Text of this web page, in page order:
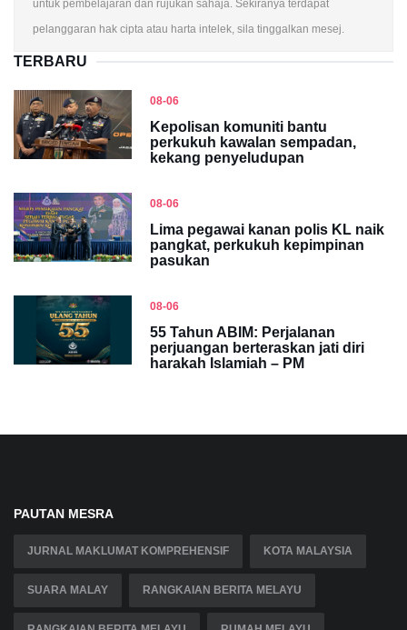
untuk pembelajaran dan rujukan sahaja. Sekiranya terdapat
pelanggaran hak cipta atau harta intelek, sila tinggalkan mesej.
TERBARU
08-06
Kepolisan komuniti bantu
perkukuh kawalan sempadan,
kekang penyeludupan
08-06
Lima pegawai kanan polis KL naik
pangkat, perkukuh kepimpinan
pasukan
08-06
55 Tahun ABIM: Perjalanan
perjuangan berteraskan jati diri
harakah Islamiah – PM
PAUTAN MESRA
JURNAL MAKLUMAT KOMPREHENSIF KOTA MALAYSIA
SUARA MALAY RANGKAIAN BERITA MELAYU